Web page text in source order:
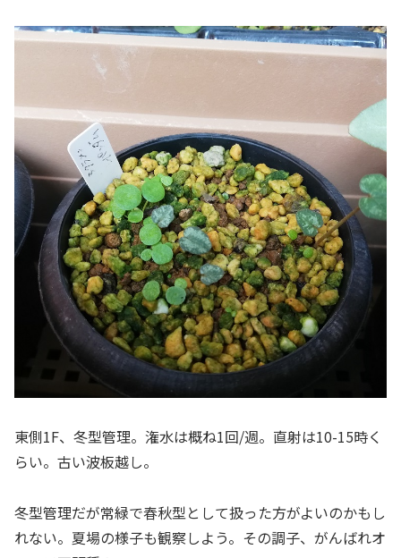
東側1F、冬型管理。潅水は概ね1回/週。直射は10-15時く
らい。古い波板越し。
冬型管理だが常緑で春秋型として扱った方がよいのかもし
れない。夏場の様子も観察しよう。その調子、がんばれオ